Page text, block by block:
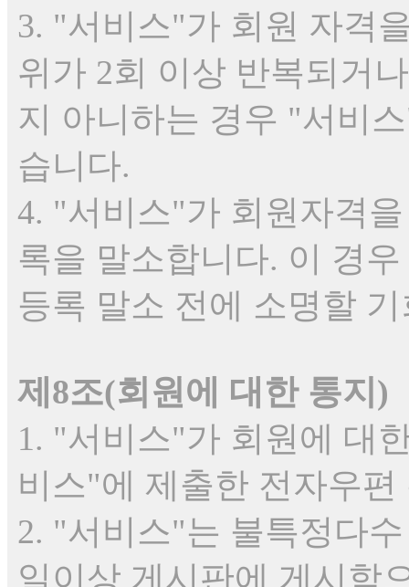
3. "서비스"가 회원 자격
위가 2회 이상 반복되거
지 아니하는 경우 "서비
습니다.
4. "서비스"가 회원자격
록을 말소합니다. 이 경
등록 말소 전에 소명할
제8조(회원에 대한 통지)
1. "서비스"가 회원에 대
비스"에 제출한 전자우
2. "서비스"는 불특정다
일이상 게시판에 게시함